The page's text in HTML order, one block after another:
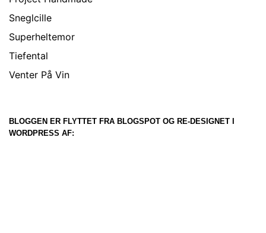
Sneglcille
Superheltemor
Tiefental
Venter På Vin
BLOGGEN ER FLYTTET FRA BLOGSPOT OG RE-DESIGNET I
WORDPRESS AF: